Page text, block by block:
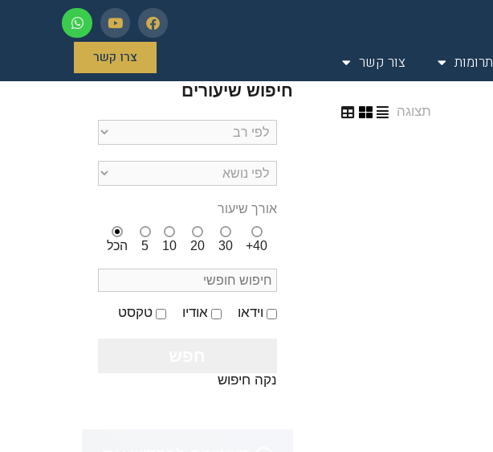
תרומות צור קשר צרו קשר
תצוגה
חיפוש שיעורים
אורך שיעור
הכל 5 10 20 30 40+
וידאו אודיו טקסט
נקה חיפוש